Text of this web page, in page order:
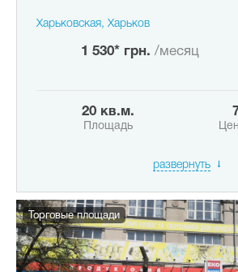
Харьковская, Харьков
1 530* грн. /месяц
20 кв.м.
Площадь
развернуть
Торговые площади